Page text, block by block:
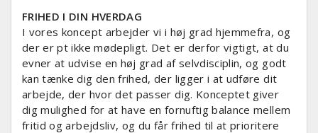
FRIHED I DIN HVERDAG
I vores koncept arbejder vi i høj grad hjemmefra, og
der er pt ikke mødepligt. Det er derfor vigtigt, at du
evner at udvise en høj grad af selvdisciplin, og godt
kan tænke dig den frihed, der ligger i at udføre dit
arbejde, der hvor det passer dig. Konceptet giver
dig mulighed for at have en fornuftig balance mellem
fritid og arbejdsliv, og du får frihed til at prioritere